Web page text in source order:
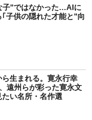
子"ではなかった…AIに
子供の隠れた才能と"向
生まれる。寛永行幸
遠州らが彩った寛永文
い名所・名作選